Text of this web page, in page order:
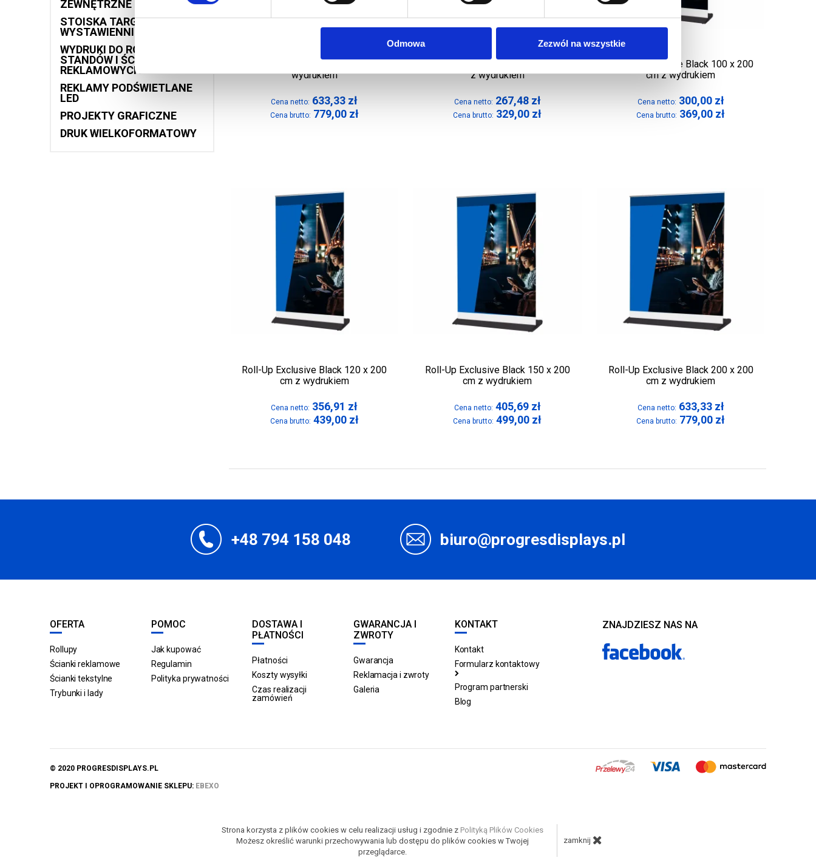
Odmowa Zezwól na wszystkie
ZEWNĘTRZNE
STOISKA TARGOWE I
WYSTAWIENNICZE
WYDRUKI DO ROLLUPÓW,
STANDÓW I ŚCIANEK
REKLAMOWYCH
REKLAMY PODŚWIETLANE
LED
PROJEKTY GRAFICZNE
DRUK WIELKOFORMATOWY
wydrukiem
Cena netto: 633,33 zł
Cena brutto: 779,00 zł
z wydrukiem
Cena netto: 267,48 zł
Cena brutto: 329,00 zł
Roll-Up Exclusive Black 100 x 200
cm z wydrukiem
Cena netto: 300,00 zł
Cena brutto: 369,00 zł
Roll-Up Exclusive Black 120 x 200
cm z wydrukiem
Cena netto: 356,91 zł
Cena brutto: 439,00 zł
Roll-Up Exclusive Black 150 x 200
cm z wydrukiem
Cena netto: 405,69 zł
Cena brutto: 499,00 zł
Roll-Up Exclusive Black 200 x 200
cm z wydrukiem
Cena netto: 633,33 zł
Cena brutto: 779,00 zł
+48 794 158 048 biuro@progresdisplays.pl
OFERTA
Rollupy
Ścianki reklamowe
Ścianki tekstylne
Trybunki i lady
POMOC
Jak kupować
Regulamin
Polityka prywatności
DOSTAWA I
PŁATNOŚCI
Płatności
Koszty wysyłki
Czas realizacji
zamówień
GWARANCJA I
ZWROTY
Gwarancja
Reklamacja i zwroty
Galeria
KONTAKT
Kontakt
Formularz kontaktowy
Program partnerski
Blog
ZNAJDZIESZ NAS NA
© 2020 PROGRESDISPLAYS.PL
PROJEKT I OPROGRAMOWANIE SKLEPU: EBEXO
Strona korzysta z plików cookies w celu realizacji usług i zgodnie z Polityką Plików Cookies
Możesz określić warunki przechowywania lub dostępu do plików cookies w Twojej
przeglądarce.
zamknij